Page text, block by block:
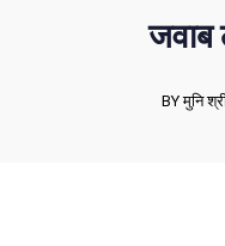
जवाब
BY मुनि